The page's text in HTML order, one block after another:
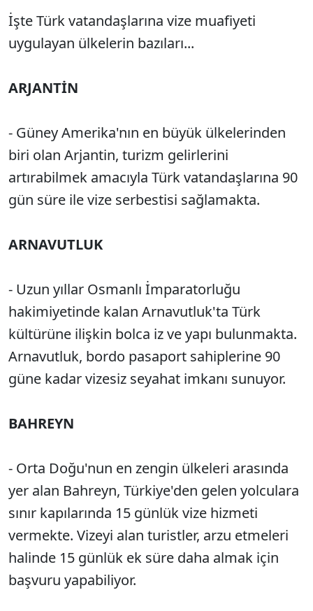
İşte Türk vatandaşlarına vize muafiyeti
uygulayan ülkelerin bazıları...
ARJANTİN
- Güney Amerika'nın en büyük ülkelerinden
biri olan Arjantin, turizm gelirlerini
artırabilmek amacıyla Türk vatandaşlarına 90
gün süre ile vize serbestisi sağlamakta.
ARNAVUTLUK
- Uzun yıllar Osmanlı İmparatorluğu
hakimiyetinde kalan Arnavutluk'ta Türk
kültürüne ilişkin bolca iz ve yapı bulunmakta.
Arnavutluk, bordo pasaport sahiplerine 90
güne kadar vizesiz seyahat imkanı sunuyor.
BAHREYN
- Orta Doğu'nun en zengin ülkeleri arasında
yer alan Bahreyn, Türkiye'den gelen yolculara
sınır kapılarında 15 günlük vize hizmeti
vermekte. Vizeyi alan turistler, arzu etmeleri
halinde 15 günlük ek süre daha almak için
başvuru yapabiliyor.